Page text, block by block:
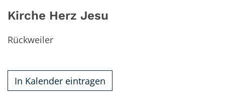
Kirche Herz Jesu
Rückweiler
In Kalender eintragen